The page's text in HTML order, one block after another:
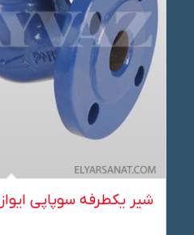
شیر یکطرفه سوپاپی ایواز